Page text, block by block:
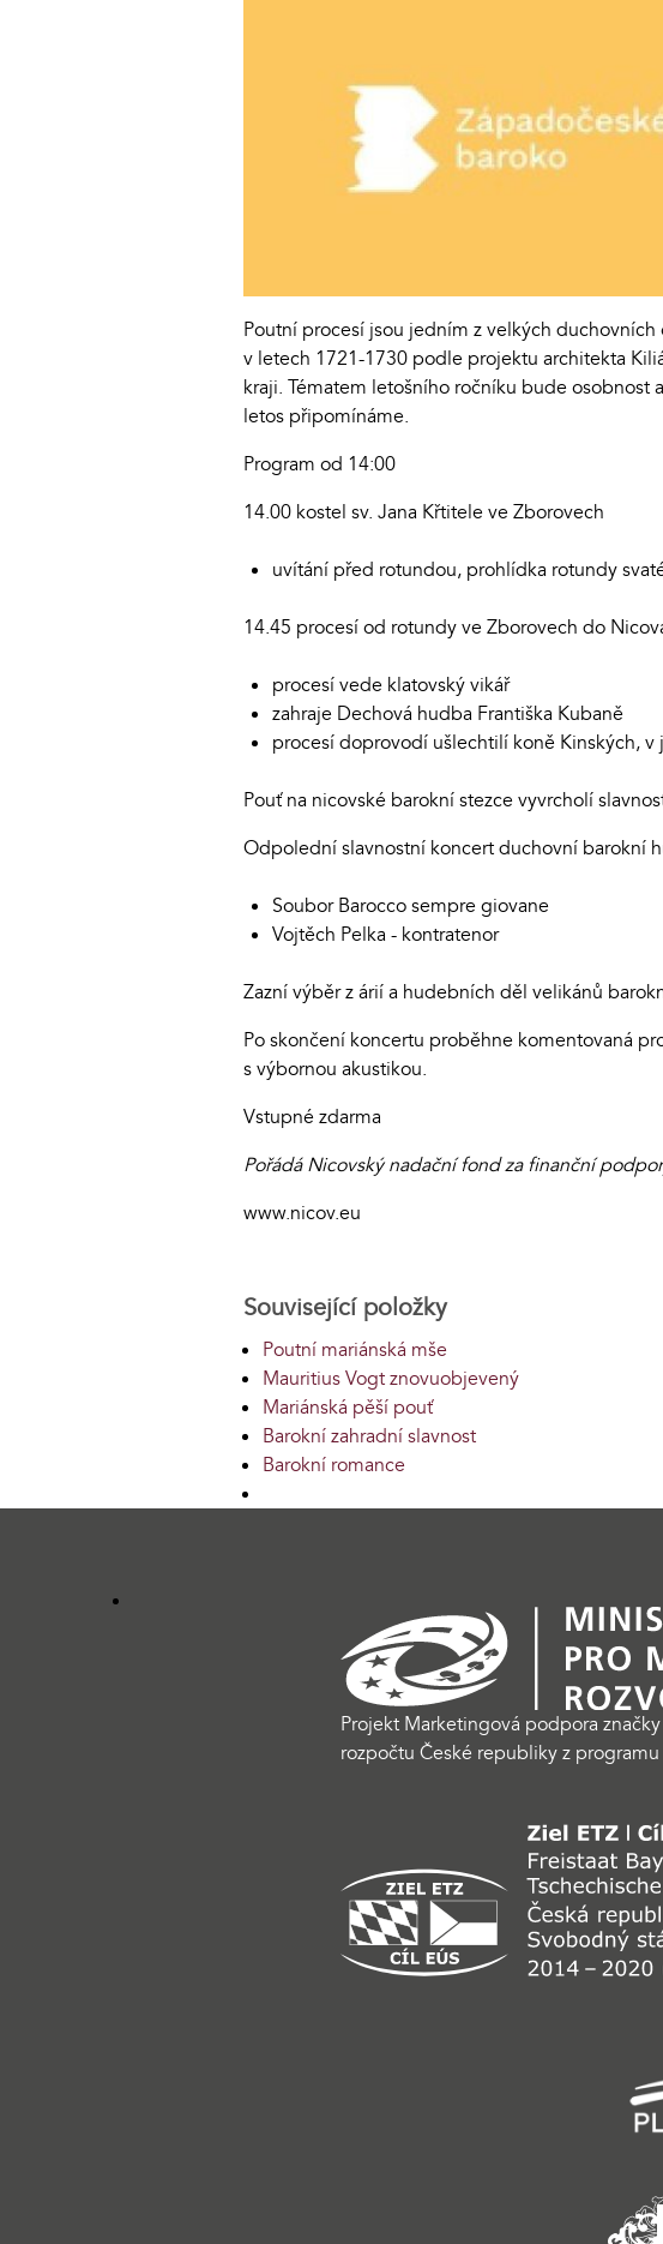
Poutní procesí jsou jedním z velkých
v letech 1721-1730 podle projektu architekta
kraji. Tématem letošního ročníku bude osobnost
letos připomínáme.
Program od 14:00
14.00 kostel sv. Jana Křtitele ve Zborovech
uvítání před rotundou, prohlídka rotundy
14.45 procesí od rotundy ve Zborovech do
procesí vede klatovský vikář
zahraje Dechová hudba Františka Kubaně
procesí doprovodí ušlechtilí koně Kinských, v
Pouť na nicovské barokní stezce vyvrcholí
Odpolední slavnostní koncert duchovní barokní
Soubor Barocco sempre giovane
Vojtěch Pelka - kontratenor
Zazní výběr z árií a hudebních děl velikánů
Po skončení koncertu proběhne komentovaná
s výbornou akustikou.
Vstupné zdarma
Pořádá Nicovský nadační fond za finanční
www.nicov.eu
Související položky
Poutní mariánská mše
Mauritius Vogt znovuobjevený
Mariánská pěší pouť
Barokní zahradní slavnost
Barokní romance
Projekt Marketingová podpora
rozpočtu České republiky z